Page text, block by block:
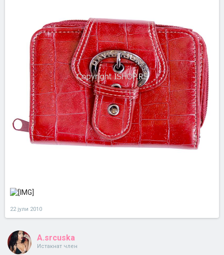
22 јули 2010
A.srcuska
Истакнат член